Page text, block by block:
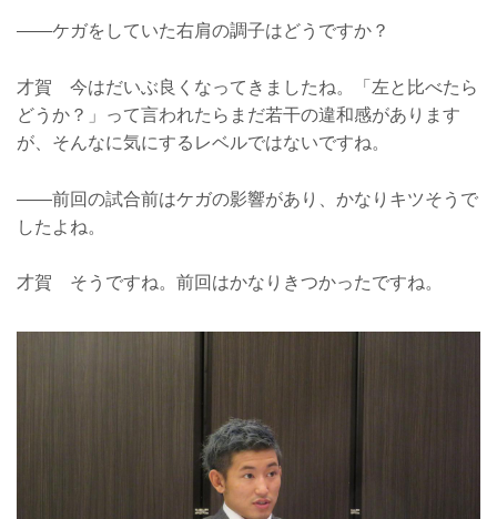
——ケガをしていた右肩の調子はどうですか？
才賀 今はだいぶ良くなってきましたね。「左と比べたら
どうか？」って言われたらまだ若干の違和感があります
が、そんなに気にするレベルではないですね。
——前回の試合前はケガの影響があり、かなりキツそうで
したよね。
才賀 そうですね。前回はかなりきつかったですね。